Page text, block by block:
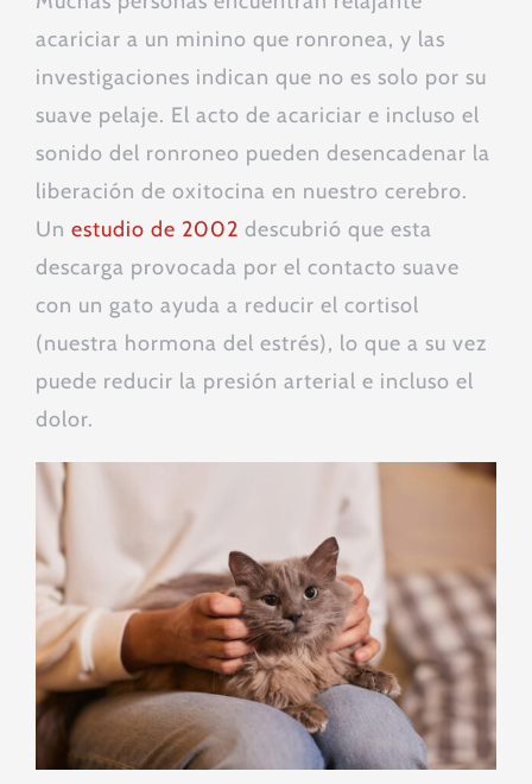
acariciar a un minino que ronronea, y las
investigaciones indican que no es solo por su
suave pelaje. El acto de acariciar e incluso el
sonido del ronroneo pueden desencadenar la
liberación de oxitocina en nuestro cerebro.
Un estudio de 2002 descubrió que esta
descarga provocada por el contacto suave
con un gato ayuda a reducir el cortisol
(nuestra hormona del estrés), lo que a su vez
puede reducir la presión arterial e incluso el
dolor.